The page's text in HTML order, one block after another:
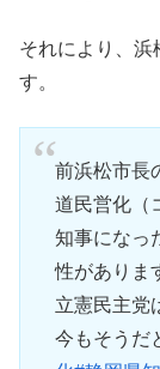
それにより、浜
す。
前浜松市長
道民営化（
知事になっ
性がありま
立憲民主党
今もそうだ